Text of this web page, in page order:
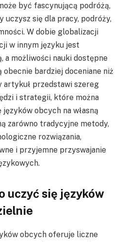
być fascynującą podróżą,
uczysz się dla pracy, podróży,
W dobie globalizacji
w innym języku jest
a możliwości nauki dostępne
bardziej doceniane niż
artykuł przedstawi szereg
i strategii, które można
obcych na własną
zarówno tradycyjne metody,
rozwiązania,
i przyjemne przyswajanie
uczyć się języków
obcych oferuje liczne